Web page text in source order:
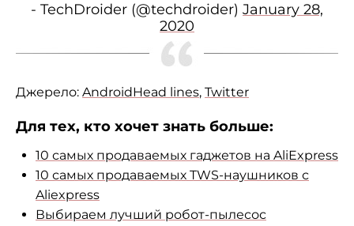
- TechDroider (@techdroider) January 28,
2020
Джерело: AndroidHead lines, Twitter
Для тех, кто хочет знать больше:
10 самых продаваемых гаджетов на AliExpress
10 самых продаваемых TWS-наушников с
Aliexpress
Выбираем лучший робот-пылесос